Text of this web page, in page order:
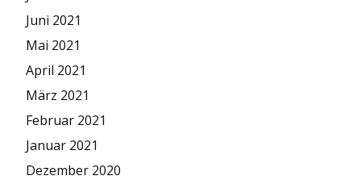
Juni 2021
Mai 2021
April 2021
März 2021
Februar 2021
Januar 2021
Dezember 2020